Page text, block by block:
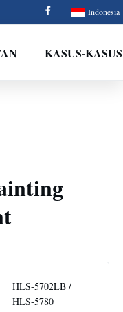
Indonesia
KASUS-KASUS
HLS-5702LB /
HLS-5780